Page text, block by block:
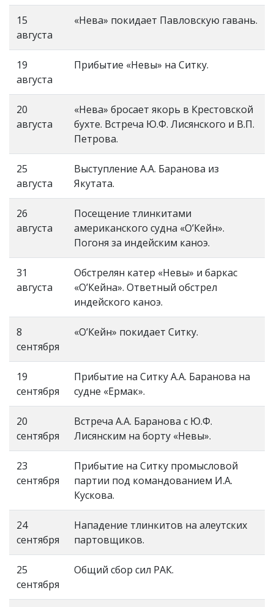
15
августа
«Нева» покидает Павловскую гавань.
19
августа
Прибытие «Невы» на Ситку.
20
августа
«Нева» бросает якорь в Крестовской
бухте. Встреча Ю.Ф. Лисянского и В.П.
Петрова.
25
августа
Выступление А.А. Баранова из
Якутата.
26
августа
Посещение тлинкитами
американского судна «О’Кейн».
Погоня за индейским каноэ.
31
августа
Обстрелян катер «Невы» и баркас
«О’Кейна». Ответный обстрел
индейского каноэ.
8
сентября
«О’Кейн» покидает Ситку.
19
сентября
Прибытие на Ситку А.А. Баранова на
судне «Ермак».
20
сентября
Встреча А.А. Баранова с Ю.Ф.
Лисянским на борту «Невы».
23
сентября
Прибытие на Ситку промысловой
партии под командованием И.А.
Кускова.
24
сентября
Нападение тлинкитов на алеутских
партовщиков.
25
сентября
Общий сбор сил РАК.